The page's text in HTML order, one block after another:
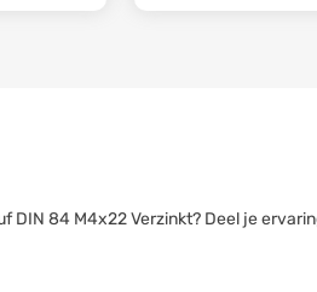
DIN 84 M4x22 Verzinkt? Deel je